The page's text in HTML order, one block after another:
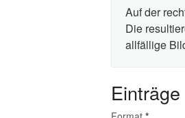
Auf der
Die
allfällige